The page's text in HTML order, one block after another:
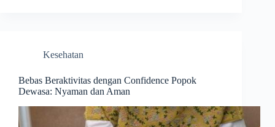
Kesehatan
Bebas Beraktivitas dengan Confidence Popok
Dewasa: Nyaman dan Aman